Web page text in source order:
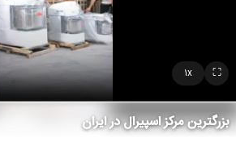
1x ⛶
بزرگترین مرکز اسپیرال در ایران